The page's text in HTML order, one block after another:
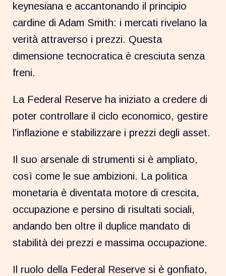
keynesiana e accantonando il principio
cardine di Adam Smith: i mercati rivelano la
verità attraverso i prezzi. Questa
dimensione tecnocratica è cresciuta senza
freni.
La Federal Reserve ha iniziato a credere di
poter controllare il ciclo economico, gestire
l’inflazione e stabilizzare i prezzi degli asset.
Il suo arsenale di strumenti si è ampliato,
così come le sue ambizioni. La politica
monetaria è diventata motore di crescita,
occupazione e persino di risultati sociali,
andando ben oltre il duplice mandato di
stabilità dei prezzi e massima occupazione.
Il ruolo della Federal Reserve si è gonfiato,